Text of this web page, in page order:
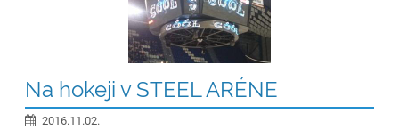
Na hokeji v STEEL ARÉNE
2016.11.02.